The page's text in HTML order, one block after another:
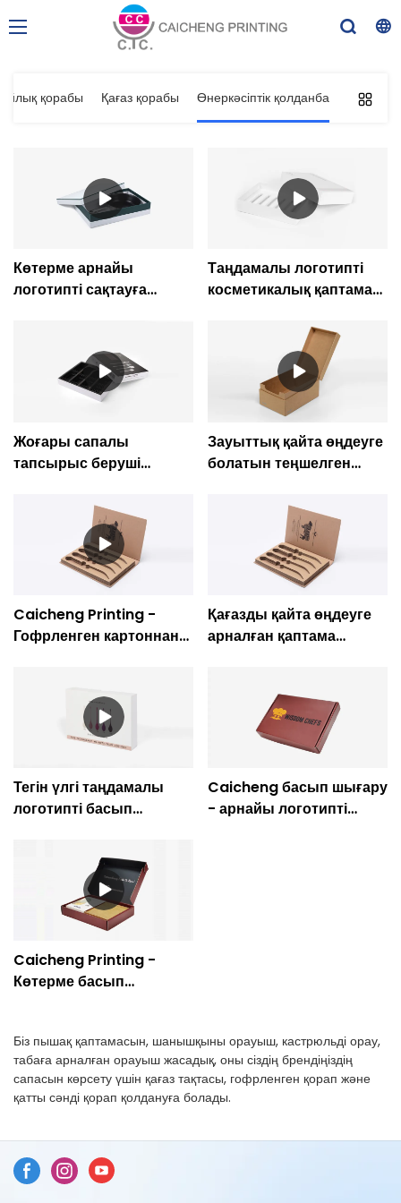
қорабы Қағаз қорабы Өнеркәсіптік қолданба
Біз пышақ қаптамасын, шанышқыны орауыш, кастрюльді орау,
табаға арналған орауыш жасадық, оны сіздің брендіңіздің
сапасын көрсету үшін қағаз тақтасы, гофрленген қорап және
қатты сәнді қорап қолдануға болады.
Көтерме арнайы
логотипті сақтауға
қорапшасы-Caicheng
басып шығару
Таңдамалы логотипті
косметикалық қаптама
сыйлық қорабы-
Кайченг басып шығару
Жоғары сапалы
тапсырыс беруші
сыйлық орау Baby Food
Box компаниясы -
Caicheng Printing
Зауыттық қайта өңдеуге
болатын теңшелген
картон қорапшасы
орау-Кайченг басып
шығару
Caicheng Printing -
Гофрленген картоннан
Қағазды қайта өңдеуге
арналған қаптама
арналған пышақ қорабы
Тегін үлгі таңдамалы
логотипті басып
сыйлық қорабы-
Кайченг басып шығару
Caicheng басып шығару
- арнайы логотипті
Caicheng Printing -
Көтерме басып
жасалған ас үй ыдысы
пакетке арналған
жөнелту қорабы